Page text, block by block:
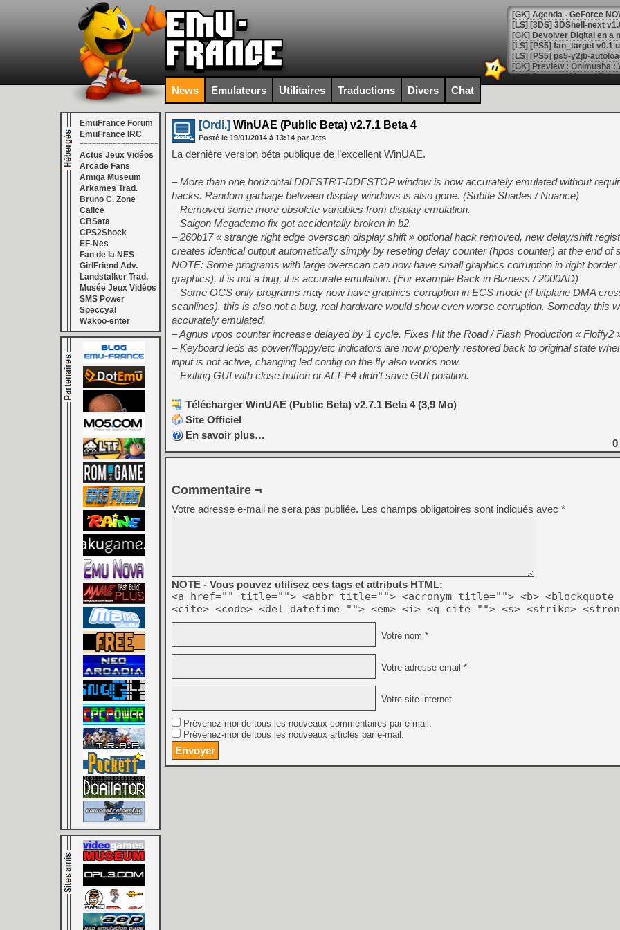
[GK] Agenda - GeForce
[GK] Devolver Digital en a
[LS] [PS5] ps5-y2jb-
[GK] Pourquoi Marvel
[GK] Test : Restory : Chill
[GK] GTA 6 : Rockstar
[GK] Hot Wheels Infinite
[GK] Mémoire cash -
[GK] Résultats Nintendo :
[GK] Déjà des
[Mo5] Brickboy cherche à
[GK] Minecraft et ses «
[GK] Beast of
[GK] Ubisoft : fin de partie
[GK] Mémoire cash -
[GK] Dan Houser (GTA)
[GK] Comment EA Sports
[GK] Crimson Moon : un
[GK] Isle of Reveries : le
[GK] Moonlighter 2 : The
[GK] Capcom relance
[Mo5] Deux inédits du
[GK] Le beat'em up The
[GK] Endless Legend 2 :
[LS] [PS5] Le WebKit
[GK] Oubliez Crazy Taxi,
[LS] [Switch] NSZ 5.0.0
[GK] No More Room in
[GK] Un chatbot Atelier
News Emulateurs Utilitaires Traductions Divers Chat
EmuFrance Forum
EmuFrance IRC
===================
Actus Jeux Vidéos
Arcade Fans
Amiga Museum
Arkames Trad.
Bruno C. Zone
Calice
CBSata
CPS2Shock
EF-Nes
Fan de la NES
GirlFriend Adv.
Landstalker Trad.
Musée Jeux Vidéos
SMS Power
Speccyal
Wakoo-enter
[Ordi.] WinUAE (Public Beta) v2.7.1 Beta 4
Posté le 19/01/2014 à 13:14 par Jets
La dernière version béta publique de l’excellent WinUAE.
– More than one horizontal DDFSTRT-DDFSTOP window is now accurately emulated without
hacks. Random garbage between display windows is also gone. (Subtle Shades / Nuance)
– Removed some more obsolete variables from display emulation.
– Saigon Megademo fix got accidentally broken in b2.
– 260b17 « strange right edge overscan display shift » optional hack removed, new delay/shift
creates identical output automatically simply by reseting delay counter (hpos counter) at the end of
NOTE: Some programs with large overscan can now have small graphics corruption in right border
graphics), it is not a bug, it is accurate emulation. (For example Back in Bizness / 2000AD)
– Some OCS only programs may now have graphics corruption in ECS mode (if bitplane DMA
scanlines), this is also not a bug, real hardware would show even worse corruption. Someday this
accurately emulated.
– Agnus vpos counter increase delayed by 1 cycle. Fixes Hit the Road / Flash Production « Floffy2
– Keyboard leds as power/floppy/etc indicators are now properly restored back to original state
input is not active, changing led config on the fly also works now.
– Exiting GUI with close button or ALT-F4 didn’t save GUI position.
Télécharger WinUAE (Public Beta) v2.7.1 Beta 4 (3,9 Mo)
Site Officiel
En savoir plus…
0
Commentaire ¬
Votre adresse e-mail ne sera pas publiée. Les champs obligatoires sont indiqués avec *
NOTE - Vous pouvez utilisez ces tags et attributs HTML:
<a href="" title=""> <abbr title=""> <acronym title=""> <b> <blockquote
<cite> <code> <del datetime=""> <em> <i> <q cite=""> <s> <strike>
Votre nom *
Votre adresse email *
Votre site internet
Prévenez-moi de tous les nouveaux commentaires par e-mail.
Prévenez-moi de tous les nouveaux articles par e-mail.